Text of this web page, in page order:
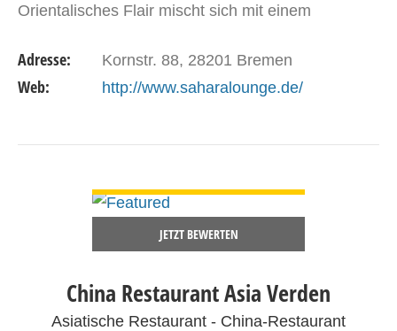
Orientalisches Flair mischt sich mit einem
ausgestatten Bar. Die…
Adresse: Kornstr. 88, 28201 Bremen
Web: http://www.saharalounge.de/
JETZT BEWERTEN
China Restaurant Asia Verden
Asiatische Restaurant - China-Restaurant